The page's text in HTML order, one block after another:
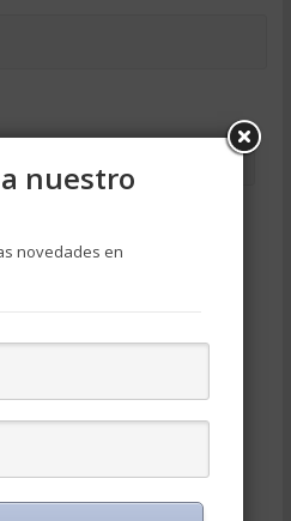
y web en este
que comente.
nuestro
novedades en